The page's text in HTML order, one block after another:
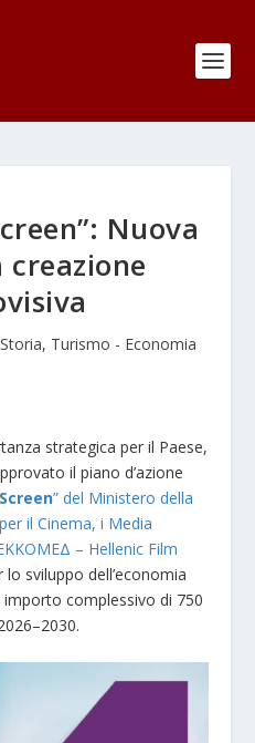
Nuova
creazione
, Turismo - Economia
strategica per il Paese,
il piano d’azione
” del Ministero della
il Cinema, i Media
– Hellenic Film
lo sviluppo dell’economia
complessivo di 750